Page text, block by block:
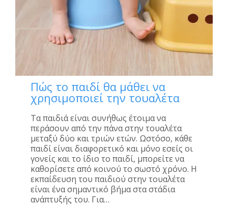
Πώς το παιδί θα μάθει να
χρησιμοποιεί την τουαλέτα
Τα παιδιά είναι συνήθως έτοιμα να
περάσουν από την πάνα στην τουαλέτα
μεταξύ δύο και τριών ετών. Ωστόσο, κάθε
παιδί είναι διαφορετικό και μόνο εσείς οι
γονείς και το ίδιο το παιδί, μπορείτε να
καθορίσετε από κοινού το σωστό χρόνο. Η
εκπαίδευση του παιδιού στην τουαλέτα
είναι ένα σημαντικό βήμα στα στάδια
ανάπτυξής του. Για…